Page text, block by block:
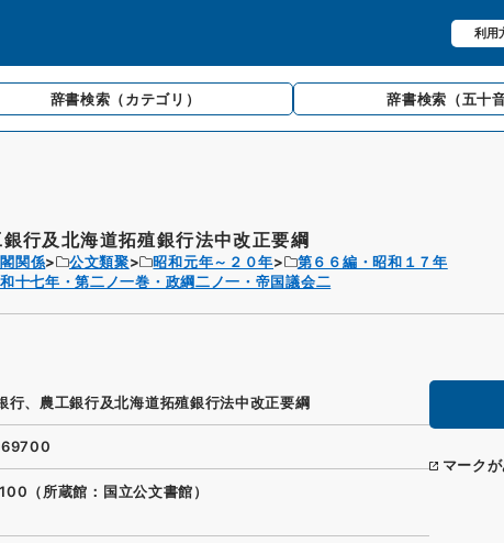
利用
辞書検索 （カテゴリ） 辞書検索 （五十
行及北海道拓殖銀行法中改正要綱
関係 公文類聚 昭和元年～２０年
第６６編・昭和１７年
十七年・第二ノ一巻・政綱二ノ一・帝国議会二
マーク
行、農工銀行及北海道拓殖銀行法中改正要綱
（所蔵館：国立公文書館）